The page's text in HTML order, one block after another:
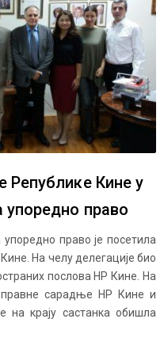
Републике Кине у
упоредно право
право је посетила
На челу делегације био
послова НР Кине. На
правне сарадње НР Кине и
на крају састанка обишла